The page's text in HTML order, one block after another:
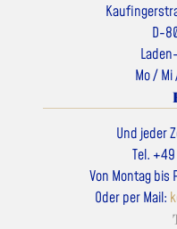
D-
Mo / Mi
Und jeder
Tel.
Von Montag bis
Oder per Mail: